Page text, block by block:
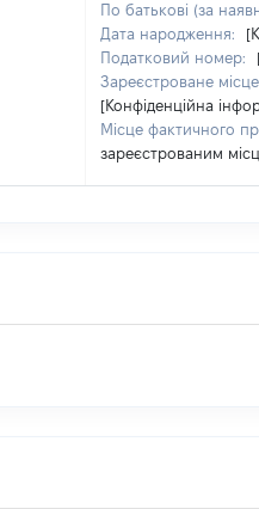
По батькові (за
Дата народження:
Податковий номер:
Зареєстроване
[Конфіденційна
Місце фактичного
зареєстрованим